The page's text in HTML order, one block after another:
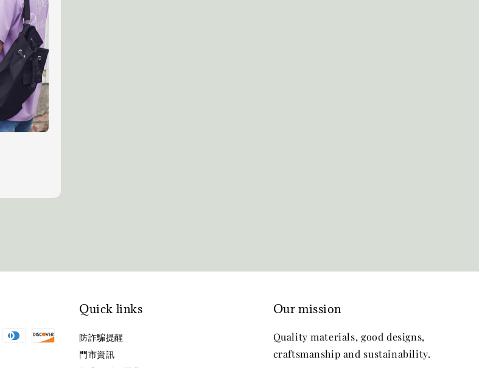
Quick links
防詐騙提醒
門市資訊
Our mission
Quality materials, good designs,
craftsmanship and sustainability.